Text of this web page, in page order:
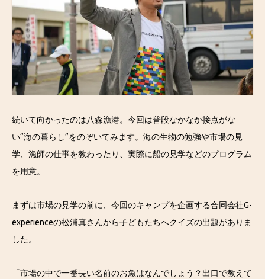
続いて向かったのは八森漁港。今回は普段なかなか接点がな
い“海の暮らし”をのぞいてみます。海の生物の勉強や市場の見
学、漁師の仕事を教わったり、実際に船の見学などのプログラム
を用意。
まずは市場の見学の前に、今回のキャンプを企画する合同会社G-
experienceの松浦真さんから子どもたちへクイズの出題がありま
した。
「市場の中で一番長い名前のお魚はなんでしょう？出口で教えて